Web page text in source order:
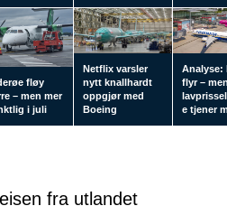
fløy
– men mer
i juli
Netflix varsler
nytt knallhardt
oppgjør med
Boeing
Analyse:
flyr – men
e tjener
fra utlandet